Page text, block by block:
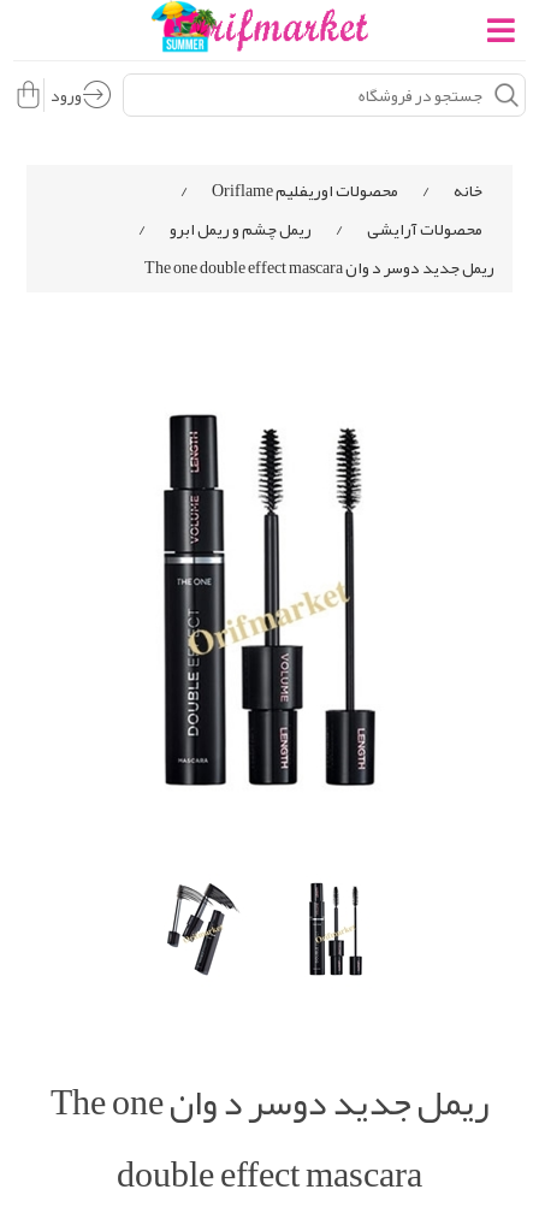
ورود
خانه / محصولات اوریفلیم Oriflame
/
محصولات آرایشی
/ ریمل چشم و ریمل ابرو
/
ریمل جدید دوسر د وان The one double effect mascara
ریمل جدید دوسر د وان The one
double effect mascara